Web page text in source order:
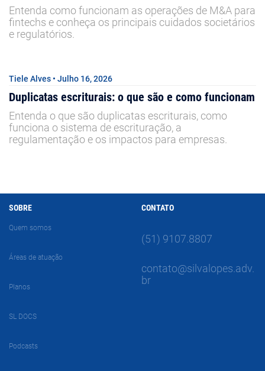
Entenda como funcionam as operações de M&A para
fintechs e conheça os principais cuidados societários
e regulatórios.
Tiele Alves • Julho 16, 2026
Duplicatas escriturais: o que são e como funcionam
Entenda o que são duplicatas escriturais, como
funciona o sistema de escrituração, a
regulamentação e os impactos para empresas.
SOBRE
Quem somos
Áreas de atuação
Planos
SL DOCS
Podcasts
CONTATO
(51) 9107.8807
contato@silvalopes.adv.
br